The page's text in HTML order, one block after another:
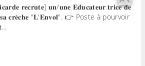
𝐫𝐞𝐜𝐫𝐮𝐭𝐞] 𝐮𝐧/𝐮𝐧𝐞 𝐄𝐝𝐮𝐜𝐚𝐭𝐞𝐮𝐫.𝐭𝐫𝐢𝐜𝐞 𝐝𝐞
𝐬𝐚 𝐜𝐫𝐞̀𝐜𝐡𝐞 "𝐋'𝐄𝐧𝐯𝐨𝐥". 👉 Poste à pourvoir